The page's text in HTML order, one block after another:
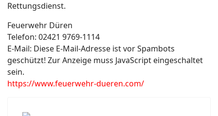
Rettungsdienst.
Feuerwehr Düren
Telefon: 02421 9769-1114
E-Mail: Diese E-Mail-Adresse ist vor Spambots
geschützt! Zur Anzeige muss JavaScript eingeschaltet
sein.
https://www.feuerwehr-dueren.com/